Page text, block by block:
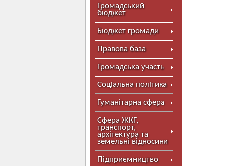
Громадський
бюджет
Бюджет громади
Правова база
Громадська участь
Соціальна політика
Гуманітарна сфера
Сфера ЖКГ,
транспорт,
архітектура та
земельні відносини
Підприємництво